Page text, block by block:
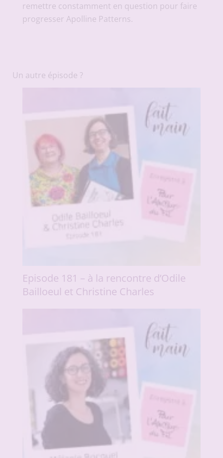
remettre constamment en question pour faire
progresser Apolline Patterns.
Un autre épisode ?
Episode 181 – à la rencontre d’Odile
Bailloeul et Christine Charles